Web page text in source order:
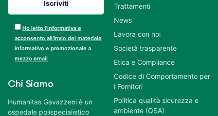
Ho letto l’informativa e
acconsento all’invio del materiale
informativo e promozionale a
mezzo email
Chi Siamo
Humanitas Gavazzeni è un
ospedale polispecialistico
Trattamenti
News
Lavora con noi
Società trasparente
Etica e Compliance
Codice di Comportamento per
i Fornitori
Politica qualità sicurezza e
ambiente (QSA)